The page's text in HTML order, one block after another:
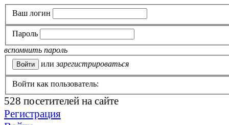
Ваш логин
Пароль
вспомнить пароль
или зарегистрироваться
Войти как пользователь:
528 посетителей на сайте
Регистрация